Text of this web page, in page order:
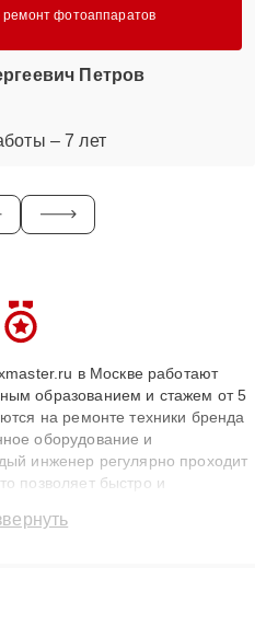
фотоаппаратов
Петров
– 7 лет
в Москве работают
образованием и стажем от 5
на ремонте техники бренда
оборудование и
инженер регулярно проходит
позволяет быстро и
Наши мастера решают